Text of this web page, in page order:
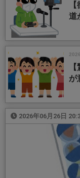
道
が
2026年06月26日